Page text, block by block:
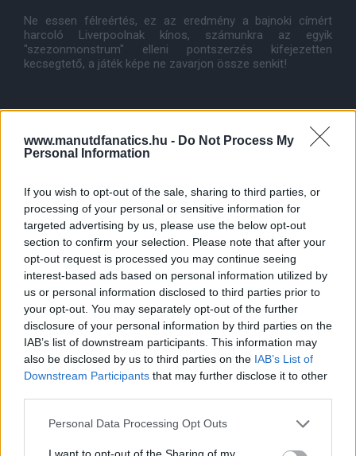
www.manutdfanatics.hu - Do Not Process My
Personal Information
If you wish to opt-out of the sale, sharing to third parties, or
processing of your personal or sensitive information for
targeted advertising by us, please use the below opt-out
section to confirm your selection. Please note that after your
opt-out request is processed you may continue seeing
interest-based ads based on personal information utilized by
us or personal information disclosed to third parties prior to
your opt-out. You may separately opt-out of the further
disclosure of your personal information by third parties on the
IAB’s list of downstream participants. This information may
also be disclosed by us to third parties on the IAB’s List of
Downstream Participants that may further disclose it to other
Please note that this website/app uses one or more Google
not limited to your visit or usage behaviour. You may click to
Personal Data Processing Opt Outs
I want to opt-out of the Sharing of my
Ne essen félreértés, ez az eredmény a bajnoki címért
harcoló Liverpoolnak kínos, számunkra az egyik
"szezonmonstrum" elleni pontszerzés kifejezetten
kecsegtető, a játék képe ne zavarjon össze senkit!
Záróakkordként pedig nyilván el kell mondanom, hogy mi
következik a fentebb leírtakból, hát valami kegyetlen
Be kell vallani, hogy most nem a BL a prioritás, hanem a
TOP4 és a kupa! Kell az energia, mert ennyi sérülttel ezt
embert próbáló feladat lesz továbbra is legalább a jelenlegi
szinten tartani. Plátói módon fogjuk meg egymás kezét és
reménykedjünk, hogy a Watford elleni meccs után már
pozitívan levegővétellel írok nektek!